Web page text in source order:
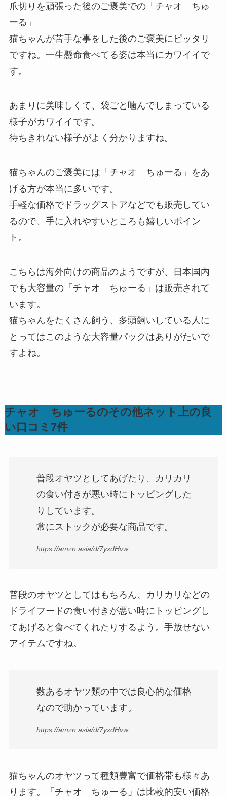
爪切りを頑張った後のご褒美での「チャオ ちゅ
ーる」
猫ちゃんが苦手な事をした後のご褒美にピッタリ
ですね。一生懸命食べてる姿は本当にカワイイで
す。
あまりに美味しくて、袋ごと噛んでしまっている
様子がカワイイです。
待ちきれない様子がよく分かりますね。
猫ちゃんのご褒美には「チャオ ちゅーる」をあ
げる方が本当に多いです。
手軽な価格でドラッグストアなどでも販売してい
るので、手に入れやすいところも嬉しいポイン
ト。
こちらは海外向けの商品のようですが、日本国内
でも大容量の「チャオ ちゅーる」は販売されて
います。
猫ちゃんをたくさん飼う、多頭飼いしている人に
とってはこのような大容量パックはありがたいで
すよね。
チャオ ちゅーるのその他ネット上の良
い口コミ7件
普段オヤツとしてあげたり、カリカリ
の食い付きが悪い時にトッピングした
りしています。
常にストックが必要な商品です。
https://amzn.asia/d/7yxdHvw
普段のオヤツとしてはもちろん、カリカリなどの
ドライフードの食い付きが悪い時にトッピングし
てあげると食べてくれたりするよう。手放せない
アイテムですね。
数あるオヤツ類の中では良心的な価格
なので助かっています。
https://amzn.asia/d/7yxdHvw
猫ちゃんのオヤツって種類豊富で価格帯も様々あ
ります。「チャオ ちゅーる」は比較的安い価格